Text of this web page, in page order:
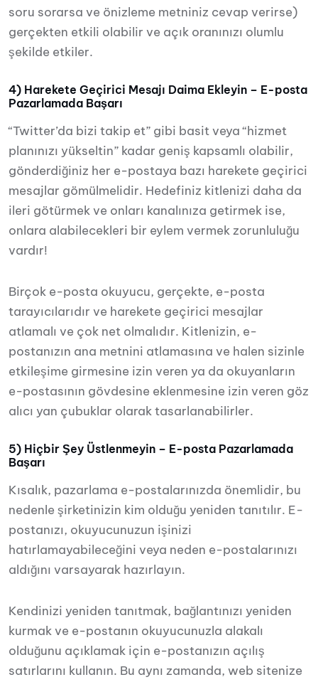
soru sorarsa ve önizleme metniniz cevap verirse)
gerçekten etkili olabilir ve açık oranınızı olumlu
şekilde etkiler.
4) Harekete Geçirici Mesajı Daima Ekleyin – E-posta
Pazarlamada Başarı
“Twitter’da bizi takip et” gibi basit veya “hizmet
planınızı yükseltin” kadar geniş kapsamlı olabilir,
gönderdiğiniz her e-postaya bazı harekete geçirici
mesajlar gömülmelidir. Hedefiniz kitlenizi daha da
ileri götürmek ve onları kanalınıza getirmek ise,
onlara alabilecekleri bir eylem vermek zorunluluğu
vardır!
Birçok e-posta okuyucu, gerçekte, e-posta
tarayıcılarıdır ve harekete geçirici mesajlar
atlamalı ve çok net olmalıdır. Kitlenizin, e-
postanızın ana metnini atlamasına ve halen sizinle
etkileşime girmesine izin veren ya da okuyanların
e-postasının gövdesine eklenmesine izin veren göz
alıcı yan çubuklar olarak tasarlanabilirler.
5) Hiçbir Şey Üstlenmeyin – E-posta Pazarlamada
Başarı
Kısalık, pazarlama e-postalarınızda önemlidir, bu
nedenle şirketinizin kim olduğu yeniden tanıtılır. E-
postanızı, okuyucunuzun işinizi
hatırlamayabileceğini veya neden e-postalarınızı
aldığını varsayarak hazırlayın.
Kendinizi yeniden tanıtmak, bağlantınızı yeniden
kurmak ve e-postanın okuyucunuzla alakalı
olduğunu açıklamak için e-postanızın açılış
satırlarını kullanın. Bu aynı zamanda, web sitenize